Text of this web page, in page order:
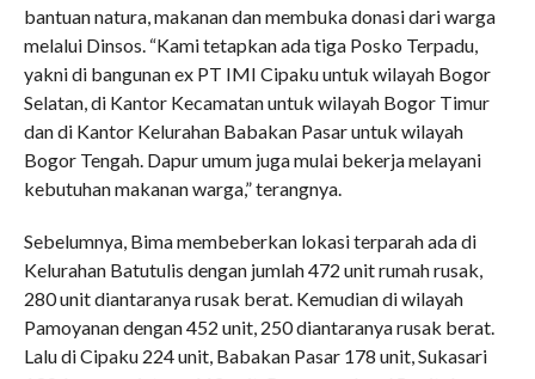
bantuan natura, makanan dan membuka donasi dari warga
melalui Dinsos. “Kami tetapkan ada tiga Posko Terpadu,
yakni di bangunan ex PT IMI Cipaku untuk wilayah Bogor
Selatan, di Kantor Kecamatan untuk wilayah Bogor Timur
dan di Kantor Kelurahan Babakan Pasar untuk wilayah
Bogor Tengah. Dapur umum juga mulai bekerja melayani
kebutuhan makanan warga,” terangnya.
Sebelumnya, Bima membeberkan lokasi terparah ada di
Kelurahan Batutulis dengan jumlah 472 unit rumah rusak,
280 unit diantaranya rusak berat. Kemudian di wilayah
Pamoyanan dengan 452 unit, 250 diantaranya rusak berat.
Lalu di Cipaku 224 unit, Babakan Pasar 178 unit, Sukasari